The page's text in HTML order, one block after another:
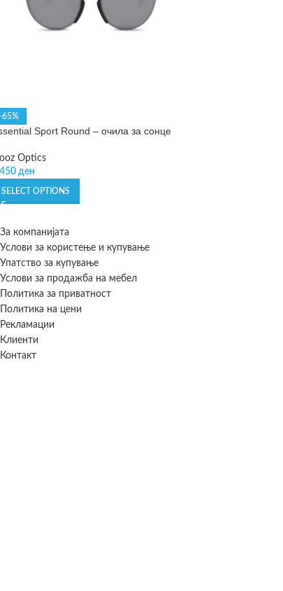
-65%
Sport Round – очила за сонце
Optics
ден
SELECT OPTIONS
За компанијата
Услови за користење и купување
Упатство за купување
Услови за продажба на мебел
Политика за приватност
Политика на цени
Рекламации
Клиенти
Контакт